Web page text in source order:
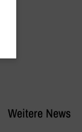
Weitere News